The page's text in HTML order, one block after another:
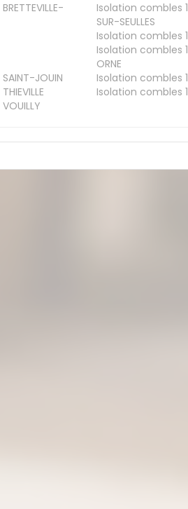
BRETTEVILLE-
Isolation combles 1
SUR-SEULLES
Isolation combles 1
Isolation combles 1
ORNE
SAINT-JOUIN Isolation combles 1
THIEVILLE Isolation combles 1
VOUILLY